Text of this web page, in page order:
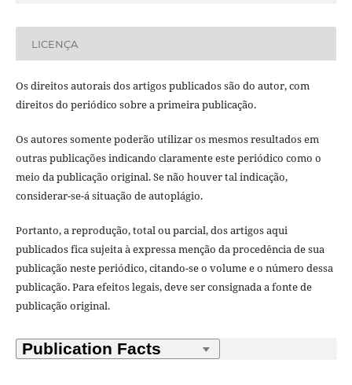
LICENÇA
Os direitos autorais dos artigos publicados são do autor, com
direitos do periódico sobre a primeira publicação.
Os autores somente poderão utilizar os mesmos resultados em
outras publicações indicando claramente este periódico como o
meio da publicação original. Se não houver tal indicação,
considerar-se-á situação de autoplágio.
Portanto, a reprodução, total ou parcial, dos artigos aqui
publicados fica sujeita à expressa menção da procedência de sua
publicação neste periódico, citando-se o volume e o número dessa
publicação. Para efeitos legais, deve ser consignada a fonte de
publicação original.